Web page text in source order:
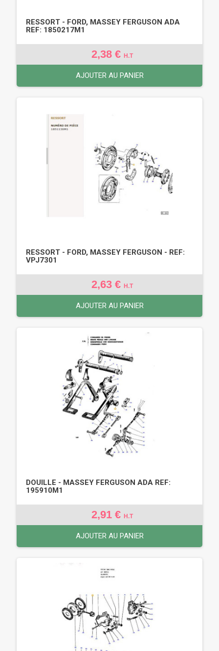
RESSORT - FORD, MASSEY FERGUSON ADA
REF: 1850217M1
2,38 € H.T
AJOUTER AU PANIER
RESSORT - FORD, MASSEY FERGUSON - REF:
VPJ7301
2,63 € H.T
AJOUTER AU PANIER
DOUILLE - MASSEY FERGUSON ADA REF:
195910M1
2,91 € H.T
AJOUTER AU PANIER